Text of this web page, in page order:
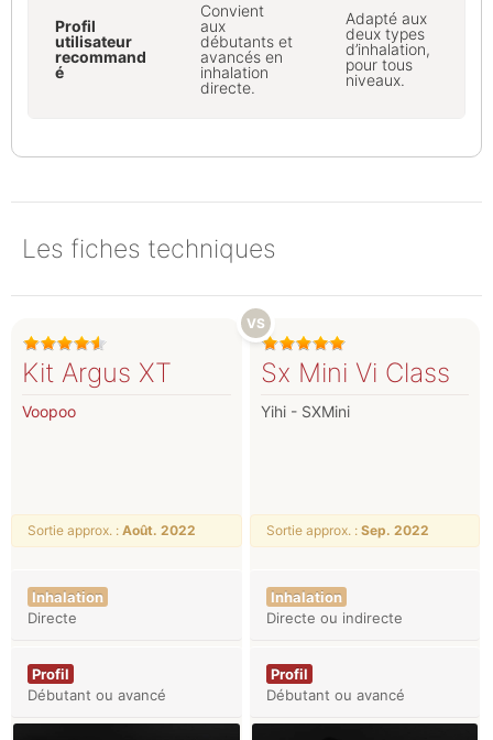
Profil
utilisateur
recommand
é
Convient
aux
débutants et
avancés en
inhalation
directe.
Adapté aux
deux types
d’inhalation,
pour tous
niveaux.
Les fiches techniques
Kit Argus XT
Voopoo
Sortie approx. : Août. 2022
Inhalation
Directe
Profil
Débutant ou avancé
Sx Mini Vi Class
Yihi - SXMini
Sortie approx. : Sep. 2022
Inhalation
Directe ou indirecte
Profil
Débutant ou avancé